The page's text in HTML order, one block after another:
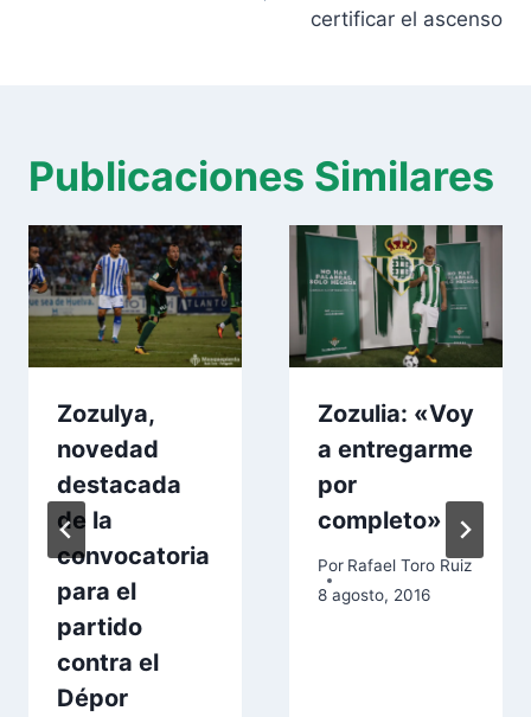
certificar el ascenso
Publicaciones Similares
Zozulya,
novedad
destacada
de la
convocatoria
para el
partido
contra el
Dépor
Zozulia: «Voy
a entregarme
por
completo»
Por Rafael Toro Ruiz
8 agosto, 2016